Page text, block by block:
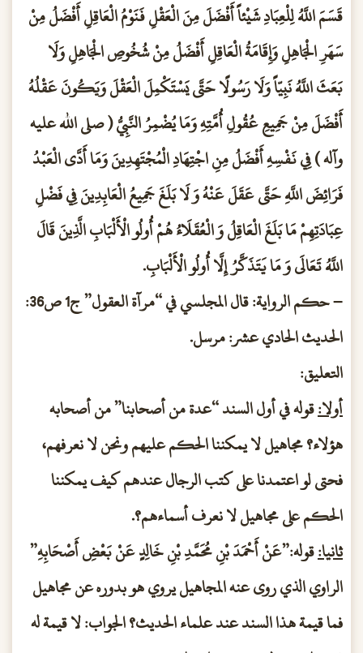
قَسَمَ اللَّهُ لِلْعِبَادِ شَيْئاً أَفْضَلَ مِنَ الْعَقْلِ فَنَوْمُ الْعَاقِلِ أَفْضَلُ مِنْ
سَهَرِ الْجَاهِلِ وَإِقَامَةُ الْعَاقِلِ أَفْضَلُ مِنْ شُخُوصِ الْجَاهِلِ وَلَا
بَعَثَ اللَّهُ نَبِيّاً وَلَا رَسُولًا حَتَّى يَسْتَكْمِلَ الْعَقْلَ وَيَكُونَ عَقْلُهُ
أَفْضَلَ مِنْ جَمِيعِ عُقُولِ أُمَّتِهِ وَمَا يُضْمِرُ النَّبِيُّ ( صلى الله عليه
وآله ) فِي نَفْسِهِ أَفْضَلُ مِنِ اجْتِهَادِ الْمُجْتَهِدِينَ وَمَا أَدَّى الْعَبْدُ
فَرَائِضَ اللَّهِ حَتَّى عَقَلَ عَنْهُ وَ لَا بَلَغَ جَمِيعُ الْعَابِدِينَ فِي فَضْلِ
عِبَادَتِهِمْ مَا بَلَغَ الْعَاقِلُ وَ الْعُقَلَاءُ هُمْ أُولُو الْأَلْبَابِ الَّذِينَ قَالَ
اللَّهُ تَعَالَى وَ مَا يَتَذَكَّرُ إِلَّا أُولُو الْأَلْبَابِ.
– حكم الرواية: قال المجلسي في “مرآة العقول” ج1 ص36:
الحديث الحادي عشر: مرسل.
التعليق:
أولا:قوله في أول السند “عدة من أصحابنا” من أصحابه
هؤلاء؟ مجاهيل لا يمكننا الحكم عليهم ونحن لا نعرفهم،
فحتى لو اعتمدنا على كتب الرجال عندهم كيف يمكننا
الحكم على مجاهيل لا نعرف أسماءهم؟.
ثانيا:قوله:”عَنْ أَحْمَدَ بْنِ مُحَمَّدِ بْنِ خَالِدٍ عَنْ بَعْضِ أَصْحَابِهِ”
الراوي الذي روى عنه المجاهيل يروي هو بدوره عن مجاهيل
فما قيمة هذا السند عند علماء الحديث؟ الجواب: لا قيمة له